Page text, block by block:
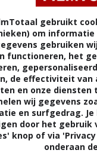
4,1
The Emperor's
(1987)
gebruikt
om informatie
gebruiken
functioneren, het
de effectiviteit
en onze diensten
wij gegevens
en surfgedrag.
door het gebruik
knop of via
onderaan